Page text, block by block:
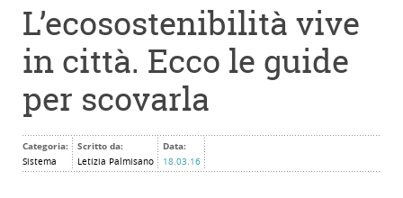
L’ecosostenibilità vive
in città. Ecco le guide
per scovarla
Categoria:
Sistema
Scritto da:
Letizia Palmisano
Data:
18.03.16